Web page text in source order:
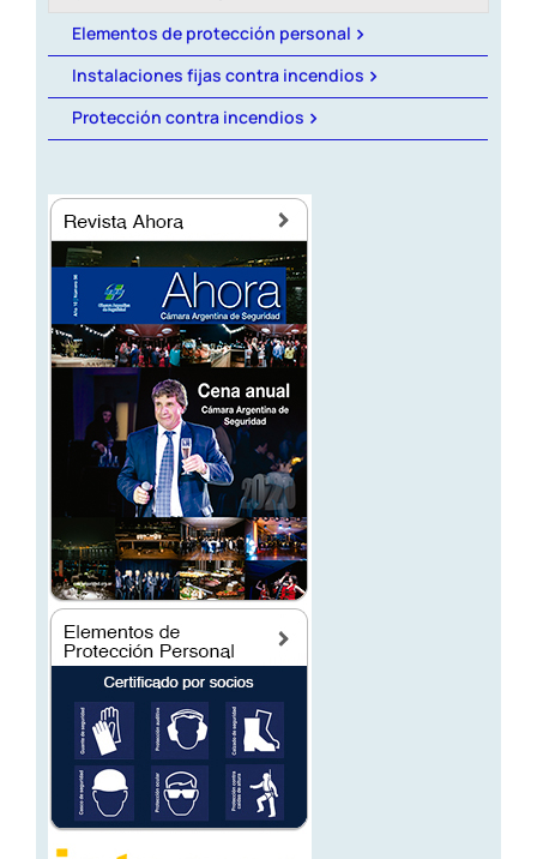
ACCESO EXCLUSIVO A SOCIOS
Elementos de protección personal
Instalaciones fijas contra incendios
Protección contra incendios